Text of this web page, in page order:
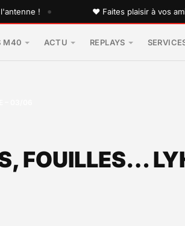
! • ♥ Faites plaisir à vos amis
M40 ACTU REPLAYS
FOUILLES…